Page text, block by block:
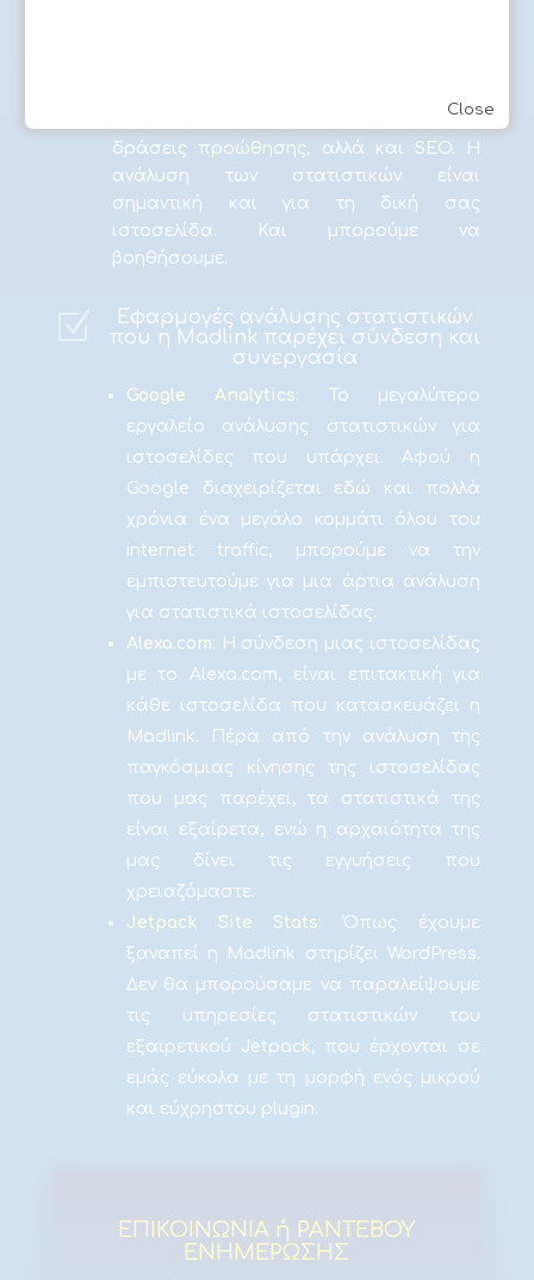
δράσεις προώθησης, αλλά και SEO. Η
ανάλυση των στατιστικών είναι
σημαντική και για τη δική σας
ιστοσελίδα. Και μπορούμε να
βοηθήσουμε.
Εφαρμογές ανάλυσης στατιστικών
που η Madlink παρέχει σύνδεση και
συνεργασία
Google Analytics: Το μεγαλύτερο
εργαλείο ανάλυσης στατιστικών για
ιστοσελίδες που υπάρχει. Αφού η
Google διαχειρίζεται εδώ και πολλά
χρόνια ένα μεγάλο κομμάτι όλου του
internet traffic, μπορούμε να την
εμπιστευτούμε για μια άρτια ανάλυση
για στατιστικά ιστοσελίδας.
Alexa.com: Η σύνδεση μιας ιστοσελίδας
με το Alexa.com, είναι επιτακτική για
κάθε ιστοσελίδα που κατασκευάζει η
Madlink. Πέρα από την ανάλυση της
παγκόσμιας κίνησης της ιστοσελίδας
που μας παρέχει, τα στατιστικά της
είναι εξαίρετα, ενώ η αρχαιότητα της
μας δίνει τις εγγυήσεις που
χρειαζόμαστε.
Jetpack Site Stats: Όπως έχουμε
ξαναπεί η Madlink στηρίζει WordPress.
Δεν θα μπορούσαμε να παραλείψουμε
τις υπηρεσίες στατιστικών του
εξαιρετικού Jetpack, που έρχονται σε
εμάς εύκολα με τη μορφή ενός μικρού
και εύχρηστου plugin.
ΕΠΙΚΟΙΝΩΝΙΑ ή ΡΑΝΤΕΒΟΥ
ΕΝΗΜΕΡΩΣΗΣ
Close